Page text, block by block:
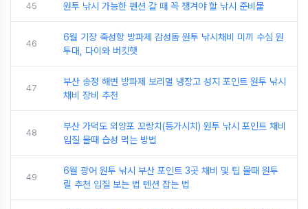
45 원투 낚시 가능한 펜션 갈 때 꼭 챙겨야 할 낚시 준비물
46
6월 기장 죽성항 방파제 감성돔 원투 낚시채비 미끼 수심 원
투대, 다이와 버킷햇
47
부산 송정 해변 방파제 보리멸 냉장고 성지 포인트 원투 낚시
채비 장비 추천
48
부산 가덕도 외양포 꼬랑치(등가시치) 원투 낚시 포인트 채비
입질 물때 습성 먹는 방법
49
6월 광어 원투 낚시 부산 포인트 3곳 채비 및 팁 물때 원투
릴 추천 입질 보는 법 텐션 잡는 법